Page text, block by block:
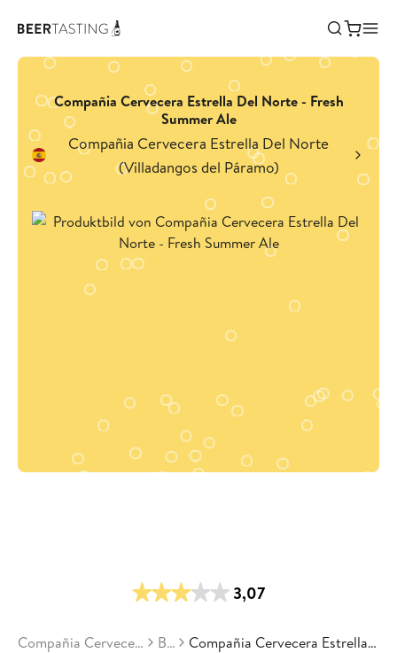
Compañia Cervecera Estrella Del Norte - Fresh
Summer Ale
Compañia Cervecera Estrella Del Norte
(Villadangos del Páramo)
3,07
Compañia Cervecera Estrella Del Norte Biere Compañia Cervecera Estrella Del Norte - Fresh Summer Ale